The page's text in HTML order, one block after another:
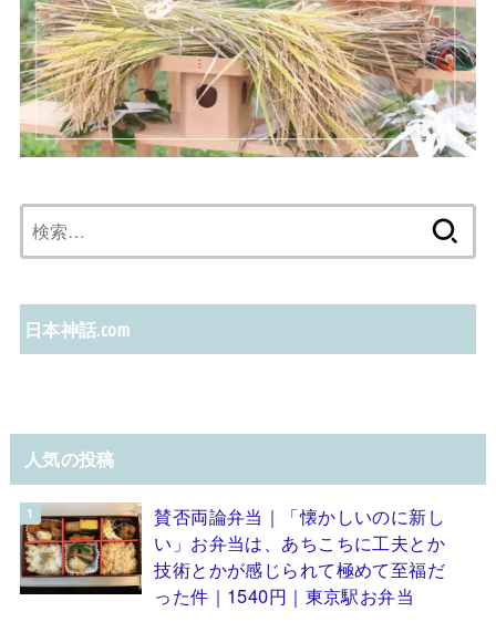
索:
日本神話.com
人気の投稿
賛否両論弁当｜「懐かしいのに新し
い」お弁当は、あちこちに工夫とか
技術とかが感じられて極めて至福だ
った件｜1540円｜東京駅お弁当